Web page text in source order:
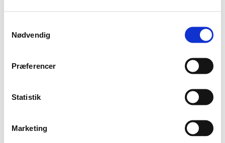
Nødvendig
Præferencer
Statistik
Marketing
Matematik
PLC
Teknologi og teknologiforståelse